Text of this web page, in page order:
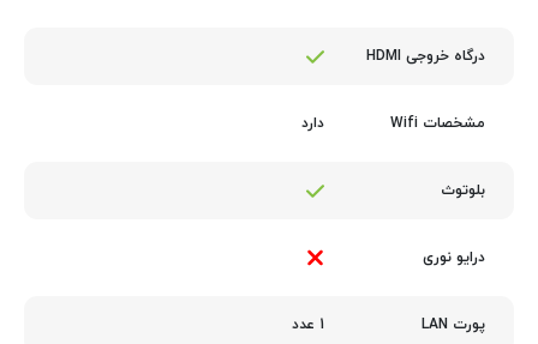
درگاه خروجی HDMI
مشخصات Wifi دارد
بلوتوث
درایو نوری
پورت LAN 1 عدد